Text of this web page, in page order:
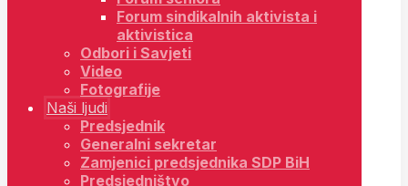
Forum sindikalnih aktivista i
aktivistica
Odbori i Savjeti
Video
Fotografije
Naši ljudi
Predsjednik
Generalni sekretar
Zamjenici predsjednika SDP BiH
Predsjedništvo